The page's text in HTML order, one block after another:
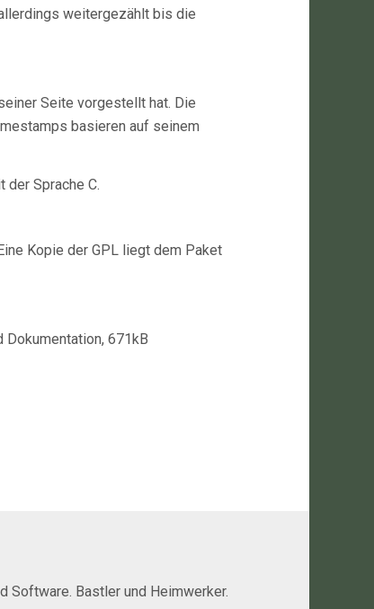
weitergezählt bis die
Seite vorgestellt hat. Die
basieren auf seinem
der Sprache C.
Kopie der GPL liegt dem Paket
Dokumentation, 671kB
Software. Bastler und Heimwerker.